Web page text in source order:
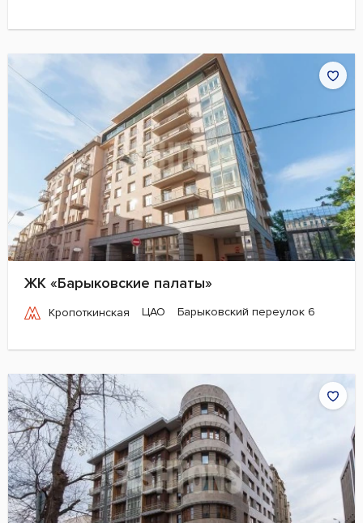
ЖК «Барыковские палаты»
Кропоткинская ЦАО Барыковский переулок 6